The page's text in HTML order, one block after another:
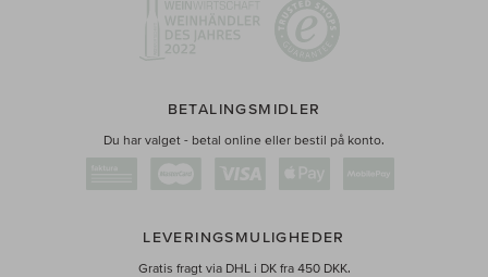
BETALINGSMIDLER
Du har valget - betal online eller bestil på konto.
LEVERINGSMULIGHEDER
Gratis fragt via DHL i DK fra 450 DKK.